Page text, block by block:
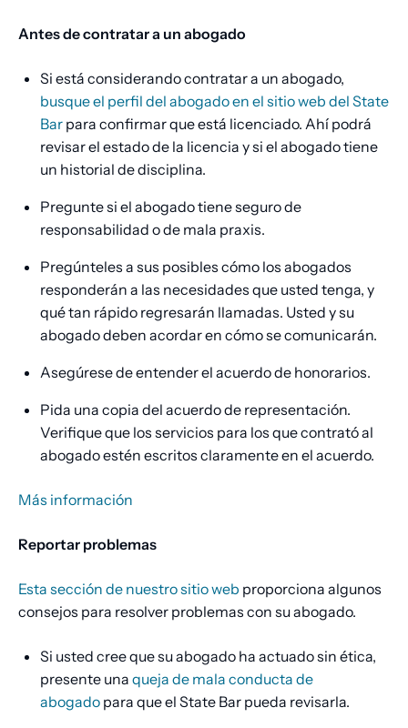
Antes de contratar a un abogado
Si está considerando contratar a un abogado,
busque el perfil del abogado en el sitio web del State
Bar para confirmar que está licenciado. Ahí podrá
revisar el estado de la licencia y si el abogado tiene
un historial de disciplina.
Pregunte si el abogado tiene seguro de
responsabilidad o de mala praxis.
Pregúnteles a sus posibles cómo los abogados
responderán a las necesidades que usted tenga, y
qué tan rápido regresarán llamadas. Usted y su
abogado deben acordar en cómo se comunicarán.
Asegúrese de entender el acuerdo de honorarios.
Pida una copia del acuerdo de representación.
Verifique que los servicios para los que contrató al
abogado estén escritos claramente en el acuerdo.
Más información
Reportar problemas
Esta sección de nuestro sitio web proporciona algunos
consejos para resolver problemas con su abogado.
Si usted cree que su abogado ha actuado sin ética,
presente una queja de mala conducta de
abogado para que el State Bar pueda revisarla.